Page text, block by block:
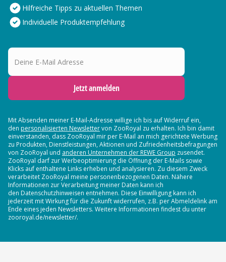
Hilfreiche Tipps zu aktuellen Themen
Individuelle Produktempfehlung
Deine E-Mail Adresse
Jetzt anmelden
Mit Absenden meiner E-Mail-Adresse willige ich bis auf Widerruf ein,
den personalisierten Newslettervon ZooRoyal zu erhalten. Ich bin damit
einverstanden, dass ZooRoyal mir per E-Mail an mich gerichtete Werbung
zu Produkten, Dienstleistungen, Aktionen und Zufriedenheitsbefragungen
von ZooRoyal und anderen Unternehmen der REWE Group zusendet.
ZooRoyal darf zur Werbeoptimierung die Öffnung der E-Mails sowie
Klicks auf enthaltene Links erheben und analysieren. Zu diesem Zweck
verarbeitet ZooRoyal meine personenbezogenen Daten. Nähere
Informationen zur Verarbeitung meiner Daten kann ich
den Datenschutzhinweisen entnehmen. Diese Einwilligung kann ich
jederzeit mit Wirkung für die Zukunft widerrufen, z.B. per Abmeldelink am
Ende eines jeden Newsletters. Weitere Informationen findest du unter
zooroyal.de/newsletter/.